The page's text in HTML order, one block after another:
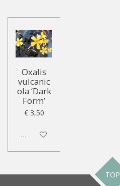
Oxalis
vulcanic
ola ‘Dark
Form’
€ 3,50
Uitgeschakeld
TOP